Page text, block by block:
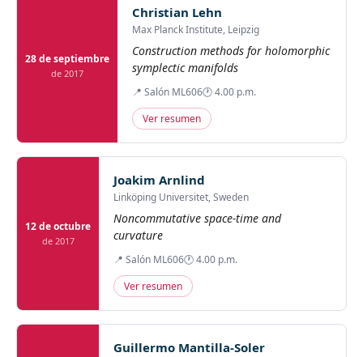
28 de septiembre
de 2017
Christian Lehn
Max Planck Institute, Leipzig
Construction methods for holomorphic
symplectic manifolds
📍 Salón ML606🕐 4.00 p.m.
Ver resumen
12 de octubre
de 2017
Joakim Arnlind
Linköping Universitet, Sweden
Noncommutative space-time and
curvature
📍 Salón ML606🕐 4.00 p.m.
Ver resumen
Guillermo Mantilla-Soler